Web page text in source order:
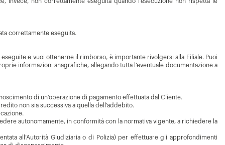
correttamente eseguita.
e vuoi ottenerne il rimborso, è importante rivolgersi alla Filiale. Puoi
informazioni anagrafiche, allegando tutta l’eventuale documentazione a
di un'operazione di pagamento effettuata dal Cliente.
non sia successiva a quella dell’addebito.
autonomamente, in conformità con la normativa vigente, a richiedere la
all’Autorità Giudiziaria o di Polizia) per effettuare gli approfondimenti